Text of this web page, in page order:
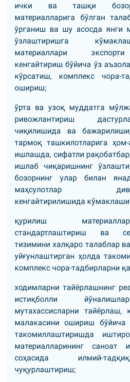
ички ва ташқи
материалларига бўлган
ўрганиш ва шу асосда янги
ўзлаштиришга
материаллари
кенгайтириш бўйича ўз
кўрсатиш, комплекс чора-
ошириш;
ўрта ва узоқ муддатга
ривожлантириш
чиқилишида ва
тармоқ ташкилотларига
ишлашда, сифатли
ишлаб чиқаришнинг
бозорнинг улар билан
маҳсулотлар
кенгайтирилишида
қурилиш
стандартлаштириш ва
тизимини халқаро талаблар
уйғунлаштирган ҳолда
комплекс чора-тадбирларни
ходимларни тайёрлашнинг
истиқболли
мутахассисларни тайёрлаш,
малакасини ошириш бўйича
такомиллаштиришда
материалларининг саноат
соҳасида илмий-
чуқурлаштириш;